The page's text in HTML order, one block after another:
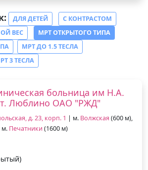
ДЛЯ ДЕТЕЙ
С КОНТРАСТОМ
ВЕС
МРТ ОТКРЫТОГО ТИПА
МРТ ДО 1.5 ТЕСЛА
3 ТЕСЛА
больница им Н.А.
Люблино ОАО "РЖД"
д. 23, корп. 1 | м. Волжская (600 м),
м. Печатники (1600 м)